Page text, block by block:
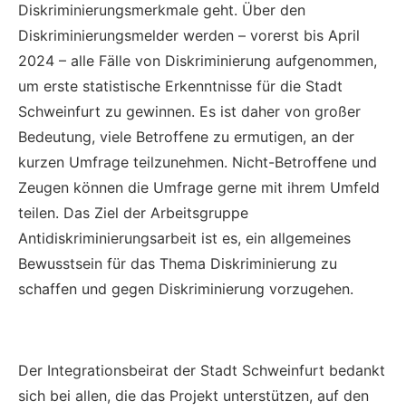
Diskriminierungsmerkmale geht. Über den
Diskriminierungsmelder werden – vorerst bis April
2024 – alle Fälle von Diskriminierung aufgenommen,
um erste statistische Erkenntnisse für die Stadt
Schweinfurt zu gewinnen. Es ist daher von großer
Bedeutung, viele Betroffene zu ermutigen, an der
kurzen Umfrage teilzunehmen. Nicht-Betroffene und
Zeugen können die Umfrage gerne mit ihrem Umfeld
teilen. Das Ziel der Arbeitsgruppe
Antidiskriminierungsarbeit ist es, ein allgemeines
Bewusstsein für das Thema Diskriminierung zu
schaffen und gegen Diskriminierung vorzugehen.
Der Integrationsbeirat der Stadt Schweinfurt bedankt
sich bei allen, die das Projekt unterstützen, auf den